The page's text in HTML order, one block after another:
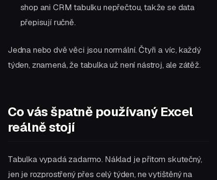
shop ani CRM tabulku nepřečtou, takže se data
přepisují ručně.
Jedna nebo dvě věci jsou normální. Čtyři a víc, každý
týden, znamená, že tabulka už není nástroj, ale zátěž.
Co vás špatně používaný Excel
reálně stojí
Tabulka vypadá zadarmo. Náklad je přitom skutečný,
jen je rozprostřený přes celý týden, ne vytištěný na